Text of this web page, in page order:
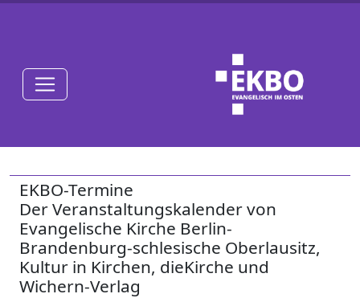
EKBO-Termine
Der Veranstaltungskalender von
Evangelische Kirche Berlin-
Brandenburg-schlesische Oberlausitz,
Kultur in Kirchen, dieKirche und
Wichern-Verlag